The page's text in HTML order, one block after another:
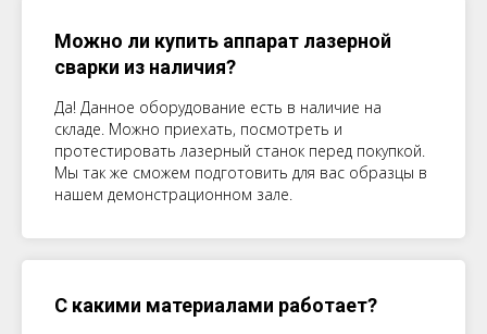
Можно ли купить аппарат лазерной
сварки из наличия?
Да! Данное оборудование есть в наличие на
складе. Можно приехать, посмотреть и
протестировать лазерный станок перед покупкой.
Мы так же сможем подготовить для вас образцы в
нашем демонстрационном зале.
С какими материалами работает?